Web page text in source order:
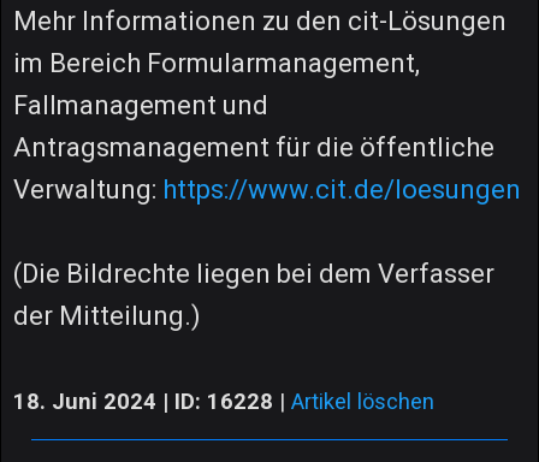
Mehr Informationen zu den cit-Lösungen
im Bereich Formularmanagement,
Fallmanagement und
Antragsmanagement für die öffentliche
Verwaltung: https://www.cit.de/loesungen
(Die Bildrechte liegen bei dem Verfasser
der Mitteilung.)
18. Juni 2024 | ID: 16228 | Artikel löschen